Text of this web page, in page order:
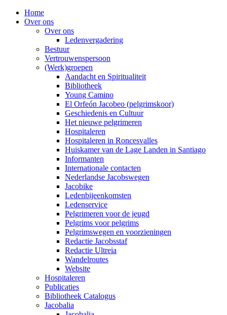
Home
Over ons
Over ons
Ledenvergadering
Bestuur
Vertrouwenspersoon
(Werk)groepen
Aandacht en Spiritualiteit
Bibliotheek
Young Camino
El Orfeón Jacobeo (pelgrimskoor)
Geschiedenis en Cultuur
Het nieuwe pelgrimeren
Hospitaleren
Hospitaleren in Roncesvalles
Huiskamer van de Lage Landen in Santiago
Informanten
Internationale contacten
Nederlandse Jacobswegen
Jacobike
Ledenbijeenkomsten
Ledenservice
Pelgrimeren voor de jeugd
Pelgrims voor pelgrims
Pelgrimswegen en voorzieningen
Redactie Jacobsstaf
Redactie Ultreia
Wandelroutes
Website
Hospitaleren
Publicaties
Bibliotheek Catalogus
Jacobalia